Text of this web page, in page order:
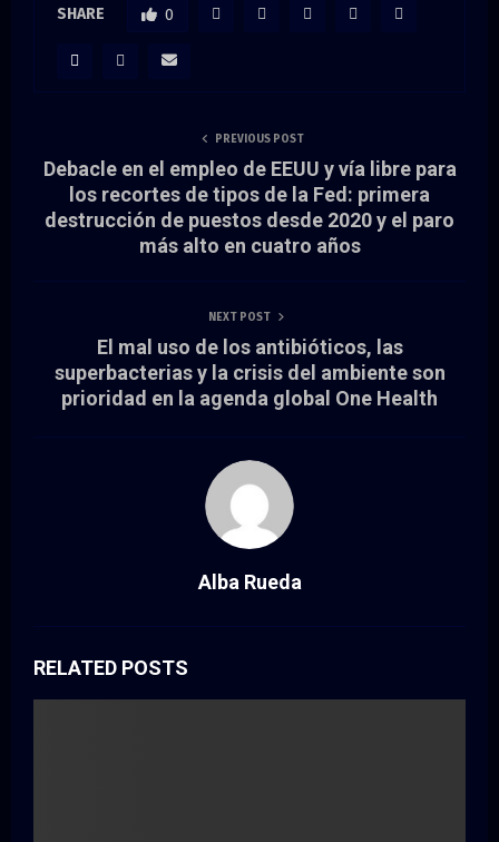
SHARE 0
PREVIOUS POST
Debacle en el empleo de EEUU y vía libre para
los recortes de tipos de la Fed: primera
destrucción de puestos desde 2020 y el paro
más alto en cuatro años
NEXT POST
El mal uso de los antibióticos, las
superbacterias y la crisis del ambiente son
prioridad en la agenda global One Health
Alba Rueda
RELATED POSTS